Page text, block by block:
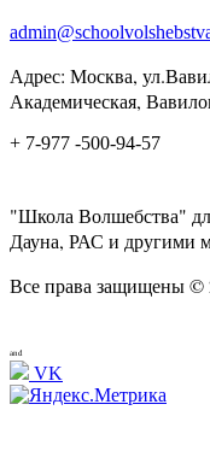
Адрес: Москва,
Академическая,
+ 7-977 -500-94-57
"Школа Волшебства"
Дауна, РАС и другими
Все права защищены ©
and
VK